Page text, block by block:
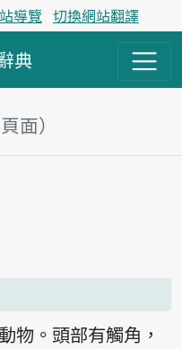
導覽 切換網站翻譯
典
面）
物。頭部有觸角，